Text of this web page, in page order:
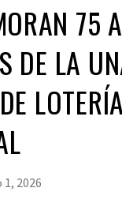
75
DE LA
LOTERÍA
2026